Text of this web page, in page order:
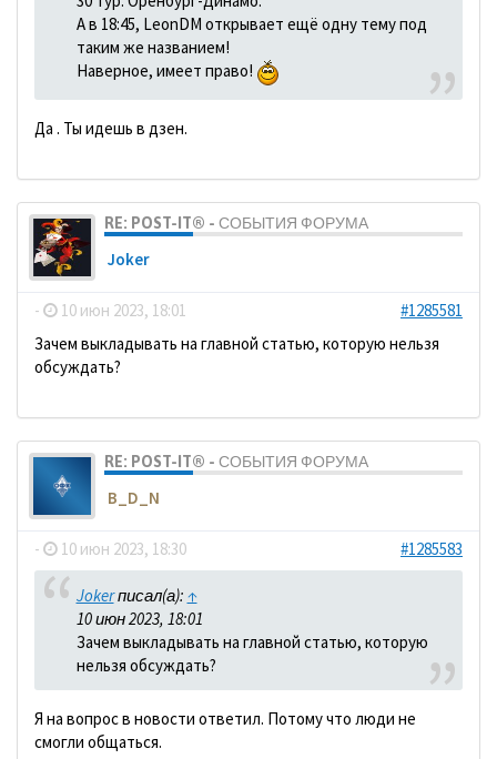
А в 18:45, LeonDM открывает ещё одну тему под
таким же названием!
Наверное, имеет право!
Да . Ты идешь в дзен.
RE: POST-IT® - СОБЫТИЯ ФОРУМА
Joker
- 10 июн 2023, 18:01
#1285581
Зачем выкладывать на главной статью, которую нельзя
обсуждать?
RE: POST-IT® - СОБЫТИЯ ФОРУМА
B_D_N
- 10 июн 2023, 18:30 #1285583
Jokerписал(а): ↑
10 июн 2023, 18:01
Зачем выкладывать на главной статью, которую
нельзя обсуждать?
Я на вопрос в новости ответил. Потому что люди не
смогли общаться.